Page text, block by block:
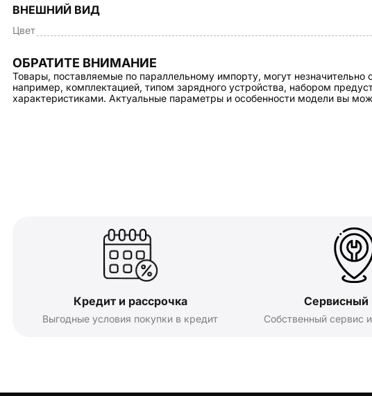
ВНЕШНИЙ ВИД
Цвет
ОБРАТИТЕ ВНИМАНИЕ
Товары, поставляемые по параллельному импорту, могут незначительно
например, комплектацией, типом зарядного устройства, набором
характеристиками. Актуальные параметры и особенности модели вы
Кредит и рассрочка
Выгодные условия покупки в кредит
Сервисный
Собственный сервис